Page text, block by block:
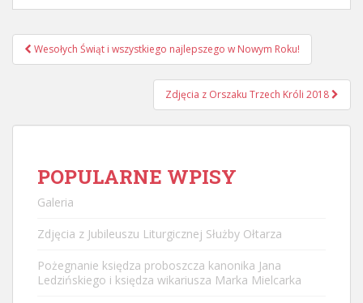
Nawigacja
postu
Wesołych Świąt i wszystkiego najlepszego w Nowym Roku!
Zdjęcia z Orszaku Trzech Króli 2018
POPULARNE WPISY
Galeria
Zdjęcia z Jubileuszu Liturgicznej Służby Ołtarza
Pożegnanie księdza proboszcza kanonika Jana
Ledzińskiego i księdza wikariusza Marka Mielcarka